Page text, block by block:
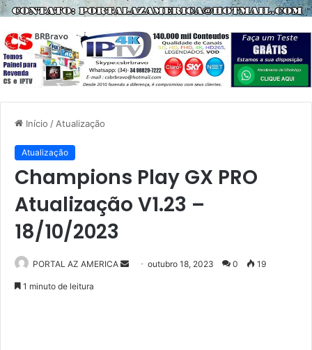
Início / Atualização
Atualização
Champions Play GX PRO
Atualização V1.23 –
18/10/2023
PORTAL AZ AMERICA outubro 18, 2023 0 19
1 minuto de leitura